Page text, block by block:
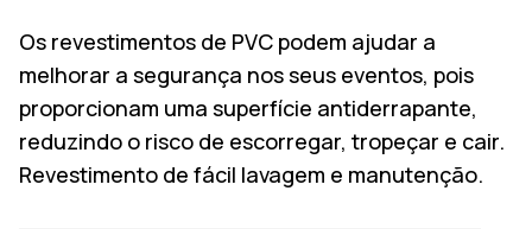
Os revestimentos de PVC podem ajudar a
melhorar a segurança nos seus eventos, pois
proporcionam uma superfície antiderrapante,
reduzindo o risco de escorregar, tropeçar e cair.
Revestimento de fácil lavagem e manutenção.